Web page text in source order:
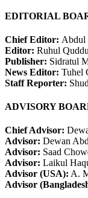
EDITORIAL
Chief Editor: Abdul
Editor: Ruhul
Publisher: Sidratul
News Editor: Tuhel
Staff Reporter:
ADVISORY
Chief Advisor:
Advisor: Dewan
Advisor: Saad
Advisor: Laikul
Advisor (USA): A.
Advisor